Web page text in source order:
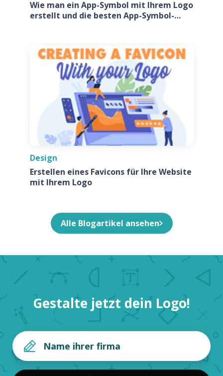
Wie man ein App-Symbol mit Ihrem Logo
erstellt und die besten App-Symbol-
Design
Erstellen eines Favicons für Ihre Website
mit Ihrem Logo
Alle Blogartikel ansehen
Gestalte jetzt dein Logo!